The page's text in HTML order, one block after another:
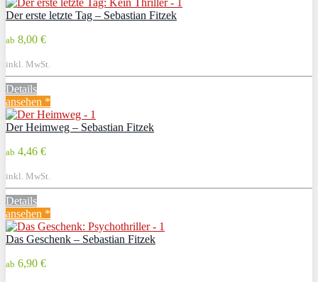
Der erste letzte Tag – Sebastian Fitzek
ab 8,00 €
inkl. MwSt.
Details
ansehen *
Der Heimweg – Sebastian Fitzek
ab 4,46 €
inkl. MwSt.
Details
ansehen *
Das Geschenk – Sebastian Fitzek
ab 6,90 €